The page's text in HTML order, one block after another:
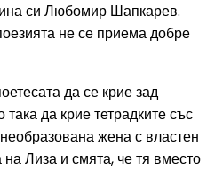
си Любомир Шапкарев.
не се приема добре
да се крие зад
да крие тетрадките със
жена с властен
на Лиза и смята, че тя вместо